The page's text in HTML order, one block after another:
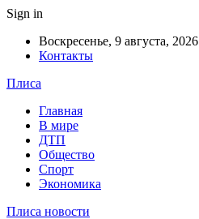
Sign in
Воскресенье, 9 августа, 2026
Контакты
Плиса
Главная
В мире
ДТП
Общество
Спорт
Экономика
Плиса новости